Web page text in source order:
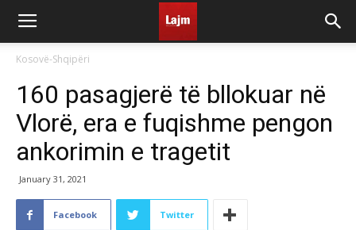
Kosovë-Shqipëri
160 pasagjerë të bllokuar në
Vlorë, era e fuqishme pengon
ankorimin e tragetit
January 31, 2021
Facebook Twitter